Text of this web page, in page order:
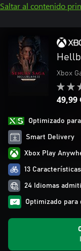
Saltar al contenido
Xbox
49,99
Optimizado
Smart Delivery
Xbox Play
13
24 Idiomas
Optimizado